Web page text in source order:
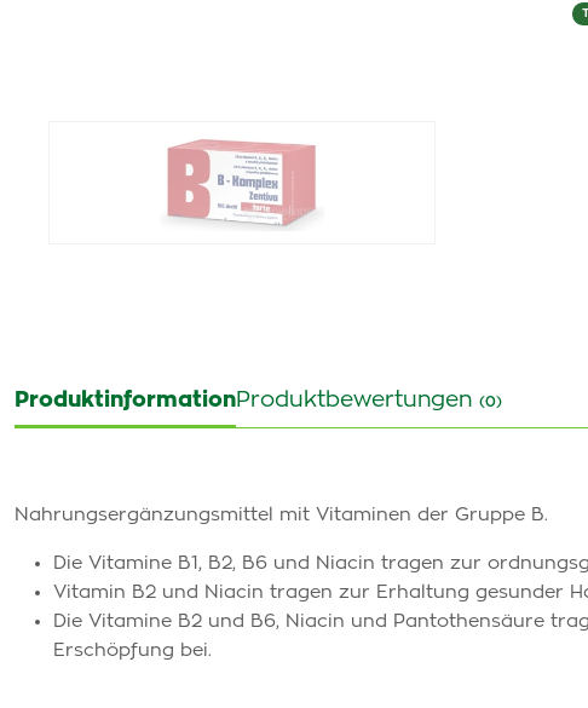
ProduktinformationProduktbewertungen (0)
Nahrungsergänzungsmittel mit Vitaminen der Gruppe B.
Die Vitamine B1, B2, B6 und Niacin tragen zur
Vitamin B2 und Niacin tragen zur Erhaltung gesunder
Die Vitamine B2 und B6, Niacin und Pantothensäure
Erschöpfung bei.